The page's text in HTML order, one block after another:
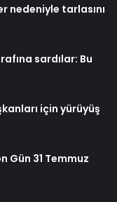
nedeniyle tarlasını
sardılar: Bu
için yürüyüş
Gün 31 Temmuz